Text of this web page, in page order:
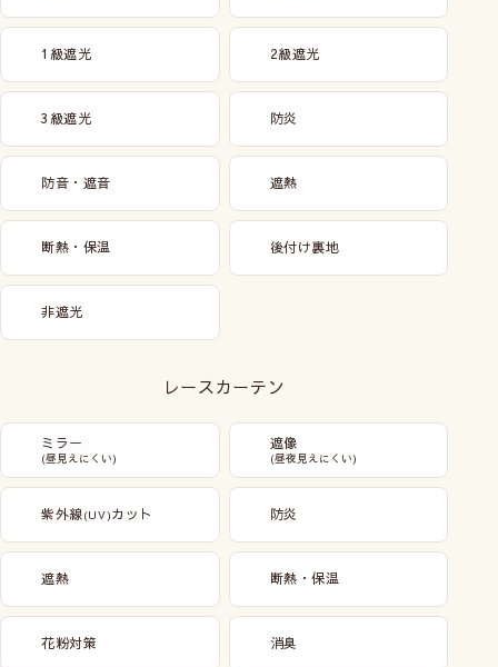
1級遮光 2級遮光
3級遮光 防炎
防音・遮音 遮熱
断熱・保温 後付け裏地
非遮光
レースカーテン
ミラー
(昼見えにくい)
遮像
(昼夜見えにくい)
紫外線(UV)カット 防炎
遮熱 断熱・保温
花粉対策 消臭